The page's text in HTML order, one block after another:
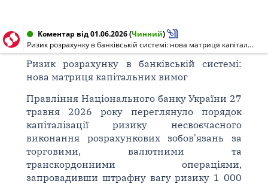
Коментар від 01.06.2026(Чинний)
Ризик розрахунку в банківській системі: нова матриця капітальних вимог
Ризик розрахунку в банківській системі:
нова матриця капітальних вимог
Правління Національного банку України 27
травня 2026 року переглянуло порядок
капіталізації ризику несвоєчасного
виконання розрахункових зобов'язань за
торговими, валютними та
транскордонними операціями,
запровадивши штрафну вагу ризику 1 000